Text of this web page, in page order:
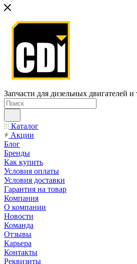
Запчасти для дизельных двигателей
Каталог
Акции
Блог
Бренды
Как купить
Условия оплаты
Условия доставки
Гарантия на товар
Компания
О компании
Новости
Команда
Отзывы
Карьера
Контакты
Реквизиты